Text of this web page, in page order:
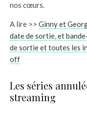
nos cœurs.
A lire >> Ginny et
date de sortie, et
de sortie et toutes les
off
Les séries
streaming